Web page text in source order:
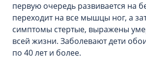
первую очередь развивается на
переходит на все мышцы ног, а
симптомы стертые, выражены
всей жизни. Заболевают дети
по 40 лет и более.